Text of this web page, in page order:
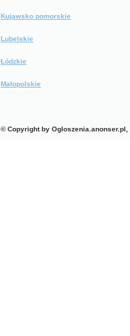
Kujawsko pomorskie
Lubelskie
Łódzkie
Małopolskie
© Copyright by